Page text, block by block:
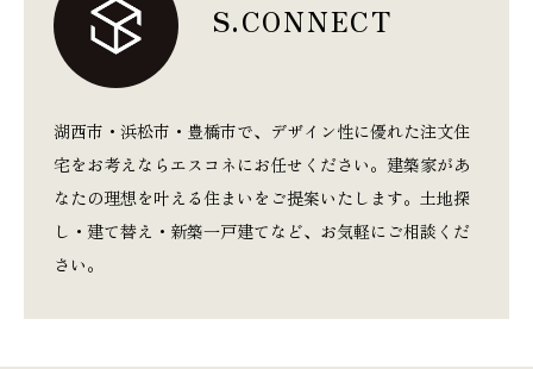
S.CONNECT
湖西市・浜松市・豊橋市で、デザイン性に優れた注文住
宅をお考えならエスコネにお任せください。建築家があ
なたの理想を叶える住まいをご提案いたします。土地探
し・建て替え・新築一戸建てなど、お気軽にご相談くだ
さい。